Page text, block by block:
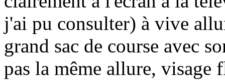
j'ai pu consulter) à vive
grand sac de course avec
pas la même allure, visage